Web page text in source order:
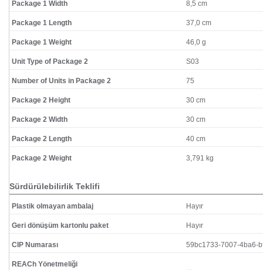
Package 1 Width 8,5 cm
Package 1 Length 37,0 cm
Package 1 Weight 46,0 g
Unit Type of Package 2 S03
Number of Units in Package 2 75
Package 2 Height 30 cm
Package 2 Width 30 cm
Package 2 Length 40 cm
Package 2 Weight 3,791 kg
Sürdürülebilirlik Teklifi
Plastik olmayan ambalaj Hayır
Geri dönüşüm kartonlu paket Hayır
CIP Numarası 59bc1733-7007-4ba6-
REACh Yönetmeliği